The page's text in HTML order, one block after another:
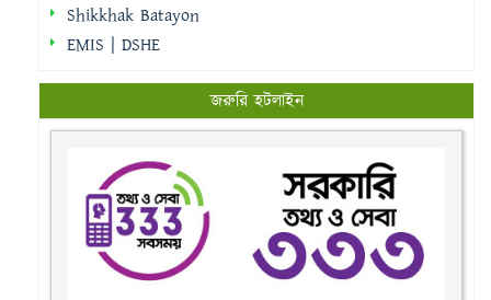
Shikkhak Batayon
EMIS | DSHE
জরুরি হটলাইন